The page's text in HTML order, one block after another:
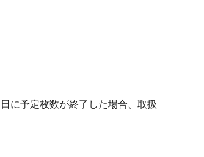
に予定枚数が終了した場合、取扱